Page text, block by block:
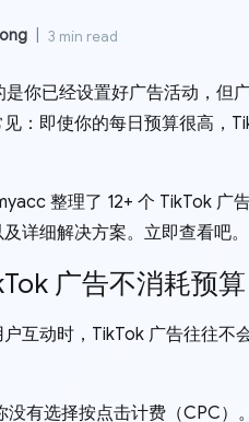
3 min read
是你已经设置好广告活动，但
：即使你的每日预算很高，
整理了 12+ 个 TikTok 广
详细解决方案。立即查看吧。
广告不消耗预算
互动时，TikTok 广告往往不
没有选择按点击计费（CPC）